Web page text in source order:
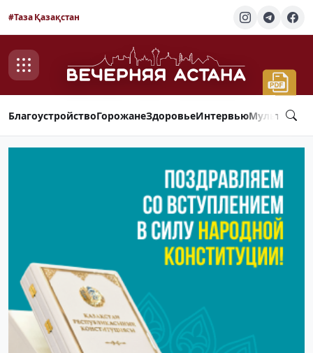
#Таза Қазақстан
БлагоустройствоГорожанеЗдоровьеИнтервью